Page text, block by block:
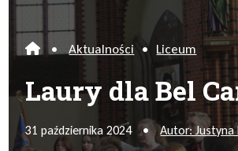
Home
• Aktualności • Liceum
Laury dla Bel
31 października 2024 • Autor: Justyna